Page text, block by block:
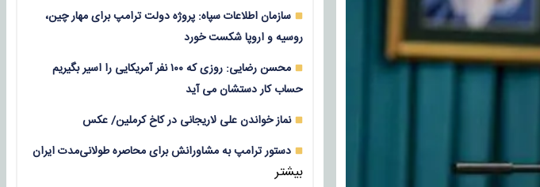
سازمان اطلاعات سپاه: پروژه دولت ترامپ برای مهار چین،
روسیه و اروپا شکست خورد
محسن رضایی: روزی که ۱۰۰ نفر آمریکایی را اسیر بگیریم
حساب کار دستشان می آید
نماز خواندن علی لاریجانی در کاخ کرملین/ عکس
دستور ترامپ به مشاورانش برای محاصره طولانی‌مدت ایران
بیشتر